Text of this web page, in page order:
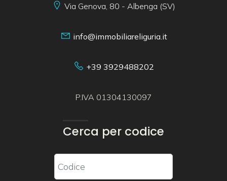
Via Genova, 80 - Albenga (SV)
info@immobiliareliguria.it
+39 3929488202
P.IVA 01304130097
Cerca per codice